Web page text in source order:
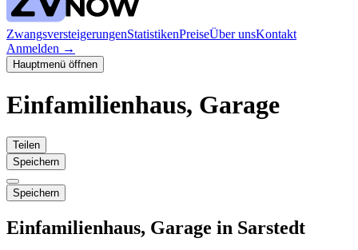
ZwangsversteigerungenStatistikenPreiseÜber unsKontakt
Anmelden →
Hauptmenü öffnen
Einfamilienhaus, Garage
Teilen
Speichern
Speichern
Einfamilienhaus, Garage in Sarstedt